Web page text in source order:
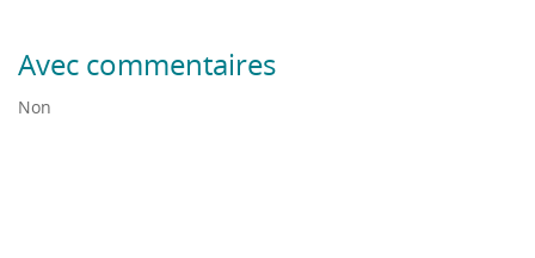
Avec commentaires
Non